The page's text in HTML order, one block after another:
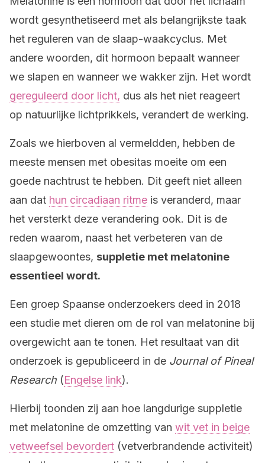
wordt gesynthetiseerd met als belangrijkste taak
het reguleren van de slaap-waakcyclus. Met
andere woorden, dit hormoon bepaalt wanneer
we slapen en wanneer we wakker zijn. Het wordt
gereguleerd door licht, dus als het niet reageert
op natuurlijke lichtprikkels, verandert de werking.
Zoals we hierboven al vermeldden, hebben de
meeste mensen met obesitas moeite om een
goede nachtrust te hebben. Dit geeft niet alleen
aan dat hun circadiaan ritme is veranderd, maar
het versterkt deze verandering ook. Dit is de
reden waarom, naast het verbeteren van de
slaapgewoontes, suppletie met melatonine
essentieel wordt.
Een groep Spaanse onderzoekers deed in 2018
een studie met dieren om de rol van melatonine bij
overgewicht aan te tonen. Het resultaat van dit
onderzoek is gepubliceerd in de Journal of Pineal
Research (Engelse link).
Hierbij toonden zij aan hoe langdurige suppletie
met melatonine de omzetting van wit vet in beige
vetweefsel bevordert (vetverbrandende activiteit)